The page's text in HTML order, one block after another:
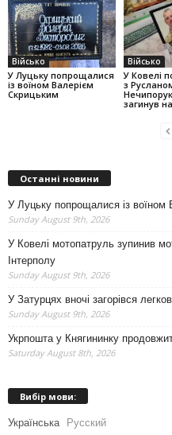
Військо
У Луцьку попрощалися
із воїном Валерієм
Скрицьким
Військо
У Ковелі
з
загинув
Останні новини
У Луцьку попрощалися із воїном
Sunday August 9th, 2026
У Ковелі мотопатруль зупинив
Інтерполу
Sunday August 9th, 2026
У Затурцях вночі загорівся
Sunday August 9th, 2026
Укрпошта у Княгининку
Saturday August 8th, 2026
Вибір мови:
Українська Русский